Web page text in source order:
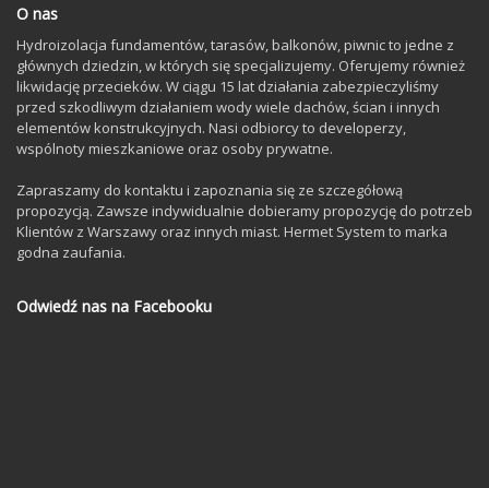
O nas
Hydroizolacja fundamentów, tarasów, balkonów, piwnic to jedne z
głównych dziedzin, w których się specjalizujemy. Oferujemy również
likwidację przecieków. W ciągu 15 lat działania zabezpieczyliśmy
przed szkodliwym działaniem wody wiele dachów, ścian i innych
elementów konstrukcyjnych. Nasi odbiorcy to developerzy,
wspólnoty mieszkaniowe oraz osoby prywatne.
Zapraszamy do kontaktu i zapoznania się ze szczegółową
propozycją. Zawsze indywidualnie dobieramy propozycję do potrzeb
Klientów z Warszawy oraz innych miast. Hermet System to marka
godna zaufania.
Odwiedź nas na Facebooku